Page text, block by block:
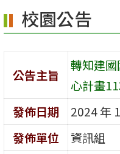
容
區
校園公告
公告主旨
轉知建
心計畫
發佈日期
2024 年
發佈單位
資訊組